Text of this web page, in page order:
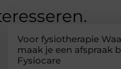
Voor fysiotherapie
maak je een afspraak
Fysiocare